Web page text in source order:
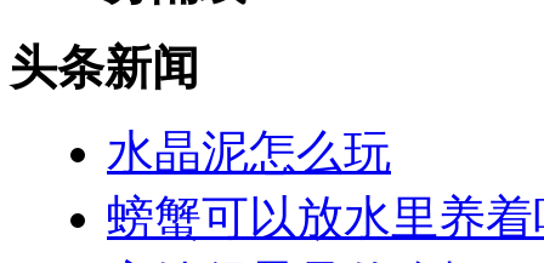
头条新闻
水晶泥怎么玩
螃蟹可以放水里养着